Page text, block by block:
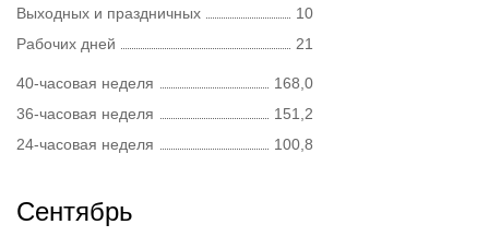
Выходных и праздничных
10
Рабочих дней
21
40-часовая неделя
168,0
36-часовая неделя
151,2
24-часовая неделя
100,8
Сентябрь